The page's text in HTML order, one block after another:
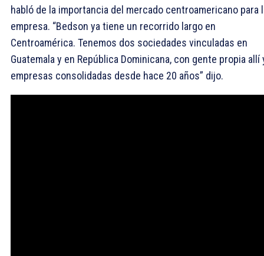
habló de la importancia del mercado centroamericano para
empresa. “Bedson ya tiene un recorrido largo en
Centroamérica. Tenemos dos sociedades vinculadas en
Guatemala y en República Dominicana, con gente propia allí
empresas consolidadas desde hace 20 años” dijo.